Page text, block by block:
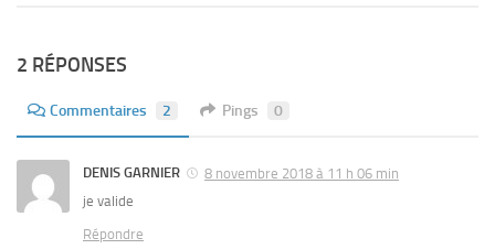
2 RÉPONSES
Commentaires 2 Pings 0
DENIS GARNIER
8 novembre 2018 à 11 h 06 min
je valide
Répondre